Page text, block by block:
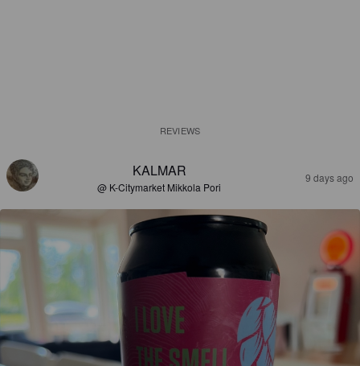
REVIEWS
KALMAR
@ K-Citymarket Mikkola Pori
9 days ago